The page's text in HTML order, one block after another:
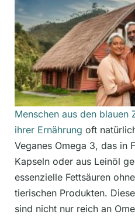
Menschen aus den blauen
ihrer Ernährung oft
Veganes Omega 3, das in
Kapseln oder aus Leinöl
essenzielle Fettsäuren
tierischen Produkten.
sind nicht nur reich an